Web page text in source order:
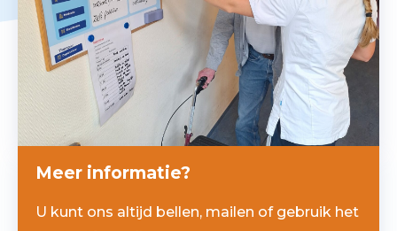
Meer informatie?
U kunt ons altijd bellen, mailen of gebruik het